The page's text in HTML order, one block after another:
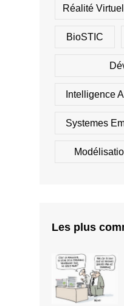
Réalité
BioSTIC
Intelligence
Systemes
Les plus